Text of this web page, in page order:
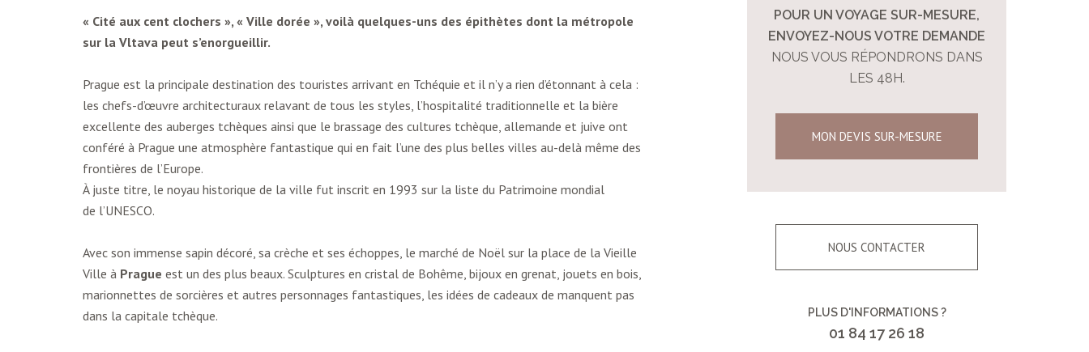
« Cité aux cent clochers », « Ville dorée », voilà quelques-uns des épithètes dont la métropole
sur la Vltava peut s’enorgueillir.
Prague est la principale destination des touristes arrivant en Tchéquie et il n’y a rien d’étonnant à cela :
les chefs-d’œuvre architecturaux relavant de tous les styles, l’hospitalité traditionnelle et la bière
excellente des auberges tchèques ainsi que le brassage des cultures tchèque, allemande et juive ont
conféré à Prague une atmosphère fantastique qui en fait l’une des plus belles villes au-delà même des
frontières de l’Europe.
À juste titre, le noyau historique de la ville fut inscrit en 1993 sur la liste du Patrimoine mondial
de l’UNESCO.
Avec son immense sapin décoré, sa crèche et ses échoppes, le marché de Noël sur la place de la Vieille
Ville à Prague est un des plus beaux. Sculptures en cristal de Bohême, bijoux en grenat, jouets en bois,
marionnettes de sorcières et autres personnages fantastiques, les idées de cadeaux de manquent pas
dans la capitale tchèque.
POUR UN VOYAGE SUR-MESURE,
ENVOYEZ-NOUS VOTRE DEMANDE
NOUS VOUS RÉPONDRONS DANS
LES 48H.
MON DEVIS SUR-MESURE
NOUS CONTACTER
PLUS D'INFORMATIONS ?
01 84 17 26 18